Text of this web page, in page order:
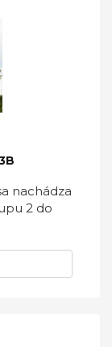
nachádza
2 do